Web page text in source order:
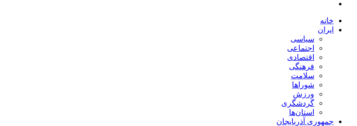
خانه
ایران
سیاسی
اجتماعی
اقتصادی
فرهنگی
سلامت
شوراها
ورزش
گردشگری
استان‌ها
جمهوری آذربایجان